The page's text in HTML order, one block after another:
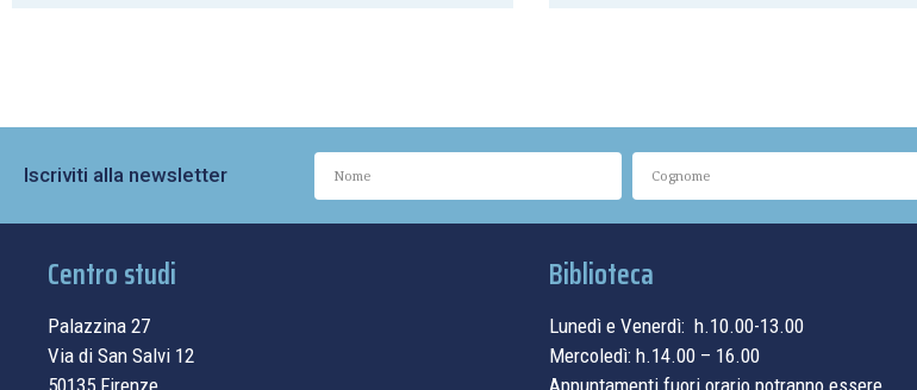
Iscriviti alla newsletter
Centro studi
Palazzina 27
Via di San Salvi 12
50135 Firenze
Biblioteca
Lunedì e Venerdì: h.10.00-13.00
Mercoledì: h.14.00 – 16.00
Appuntamenti fuori orario potranno essere